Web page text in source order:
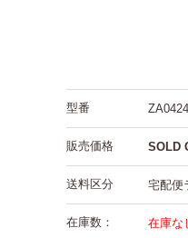
型番
販売価格 SOLD
送料区分 宅配便
在庫数： 在庫な